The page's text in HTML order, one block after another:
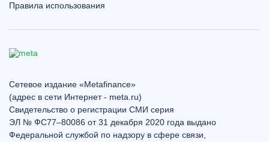
Правила использования
Сетевое издание «Metafinance»
(адрес в сети Интернет - meta.ru)
Свидетельство о регистрации СМИ серия
ЭЛ № ФС77–80086 от 31 декабря 2020 года выдано
Федеральной службой по надзору в сфере связи,